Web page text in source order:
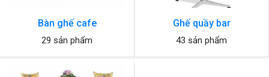
Bàn ghế cafe
29 sản phẩm
Ghế quầy bar
43 sản phẩm